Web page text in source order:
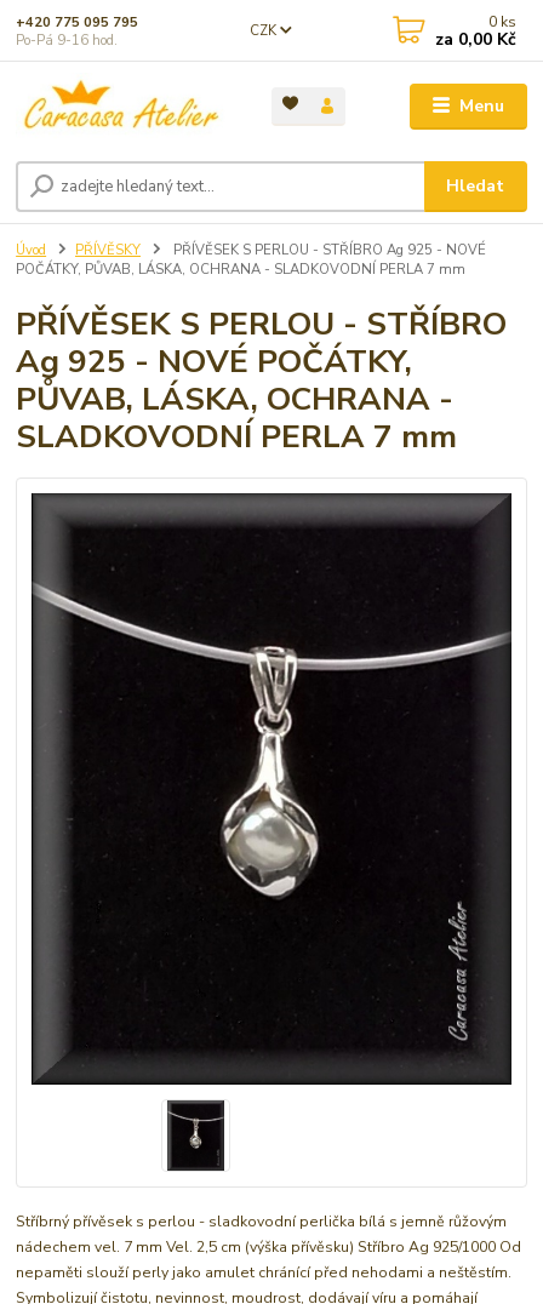
Menu
CZK
Hledat
+420 775 095 795
Po-Pá 9-16 hod.
0 ks
za 0,00 Kč
Úvod PŘÍVĚSKY
PŘÍVĚSEK S PERLOU - STŘÍBRO Ag 925 - NOVÉ
POČÁTKY, PŮVAB, LÁSKA, OCHRANA - SLADKOVODNÍ PERLA 7 mm
PŘÍVĚSEK S PERLOU - STŘÍBRO
Ag 925 - NOVÉ POČÁTKY,
PŮVAB, LÁSKA, OCHRANA -
SLADKOVODNÍ PERLA 7 mm
Stříbrný přívěsek s perlou - sladkovodní perlička bílá s jemně růžovým
nádechem vel. 7 mm Vel. 2,5 cm (výška přívěsku) Stříbro Ag 925/1000 Od
nepaměti slouží perly jako amulet chránící před nehodami a neštěstím.
Symbolizují čistotu, nevinnost, moudrost, dodávají víru a pomáhají